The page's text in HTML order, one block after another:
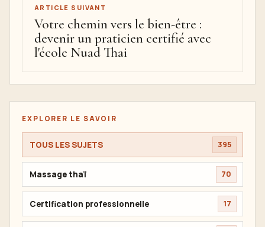
ARTICLE SUIVANT
Votre chemin vers le bien-être :
devenir un praticien certifié avec
l'école Nuad Thai
EXPLORER LE SAVOIR
TOUS LES SUJETS 395
Massage thaï 70
Certification professionnelle 17